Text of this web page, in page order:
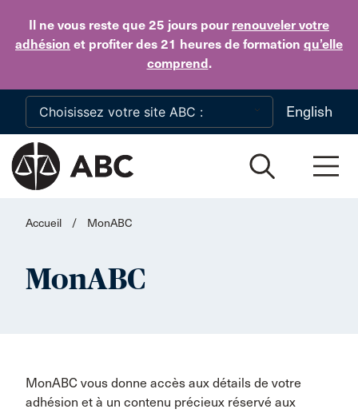
Il ne vous reste que 25 jours pour renouveler votre
adhésion et profiter des 21 heures de formation qu’elle
comprend.
Skip to main content
English
Accueil / MonABC
MonABC
MonABC vous donne accès aux détails de votre
adhésion et à un contenu précieux réservé aux